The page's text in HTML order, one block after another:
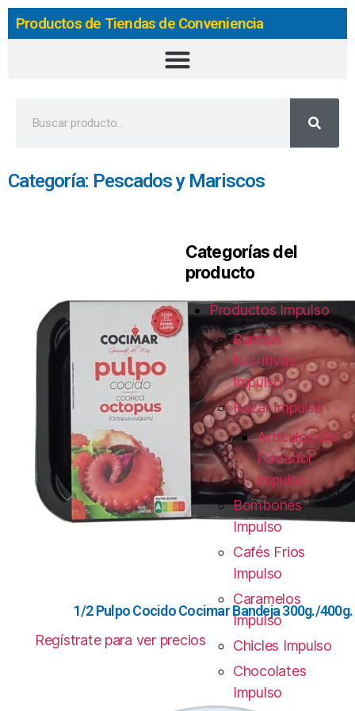
Productos de Tiendas de Conveniencia
Categoría: Pescados y Mariscos
1/2 Pulpo Cocido Cocimar Bandeja 300g./400g.
Regístrate para ver precios
Categorías del
producto
Productos Impulso
Barritas
Nutritivas
Impulso
Bazar Impulso
Artículos del
Fumador
Impulso
Bombones
Impulso
Cafés Frios
Impulso
Caramelos
Impulso
Chicles Impulso
Chocolates
Impulso